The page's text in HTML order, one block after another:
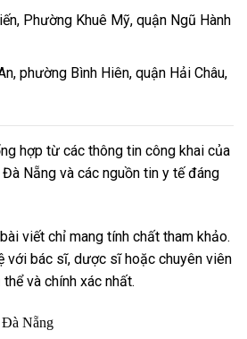
Phường Khuê Mỹ, quận Ngũ Hành
phường Bình Hiên, quận Hải Châu,
hợp từ các thông tin công khai của
Nẵng và các nguồn tin y tế đáng
viết chỉ mang tính chất tham khảo.
với bác sĩ, dược sĩ hoặc chuyên viên
và chính xác nhất.